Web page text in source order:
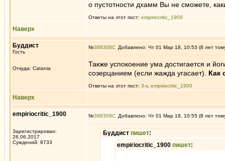
о пустотности дхамм Вы не сможете,
Ответы на этот пост: empiriocritic_1900
Наверх
Буддист
Гость
Откуда: Catania
№388308 Добавлено: Чт 01 Мар 18, 10:53 (8 лет
Также успокоение ума достигается и
созерцанием (если жажда угасает). Как
Ответы на этот пост: 3-к empiriocritic_1900
Наверх
empiriocritic_1900
Зарегистрирован:
26.06.2017
Суждений: 8733
№388309 Добавлено: Чт 01 Мар 18, 10:55 (8 лет
Буддист пишет:
empiriocritic_1900 пишет: